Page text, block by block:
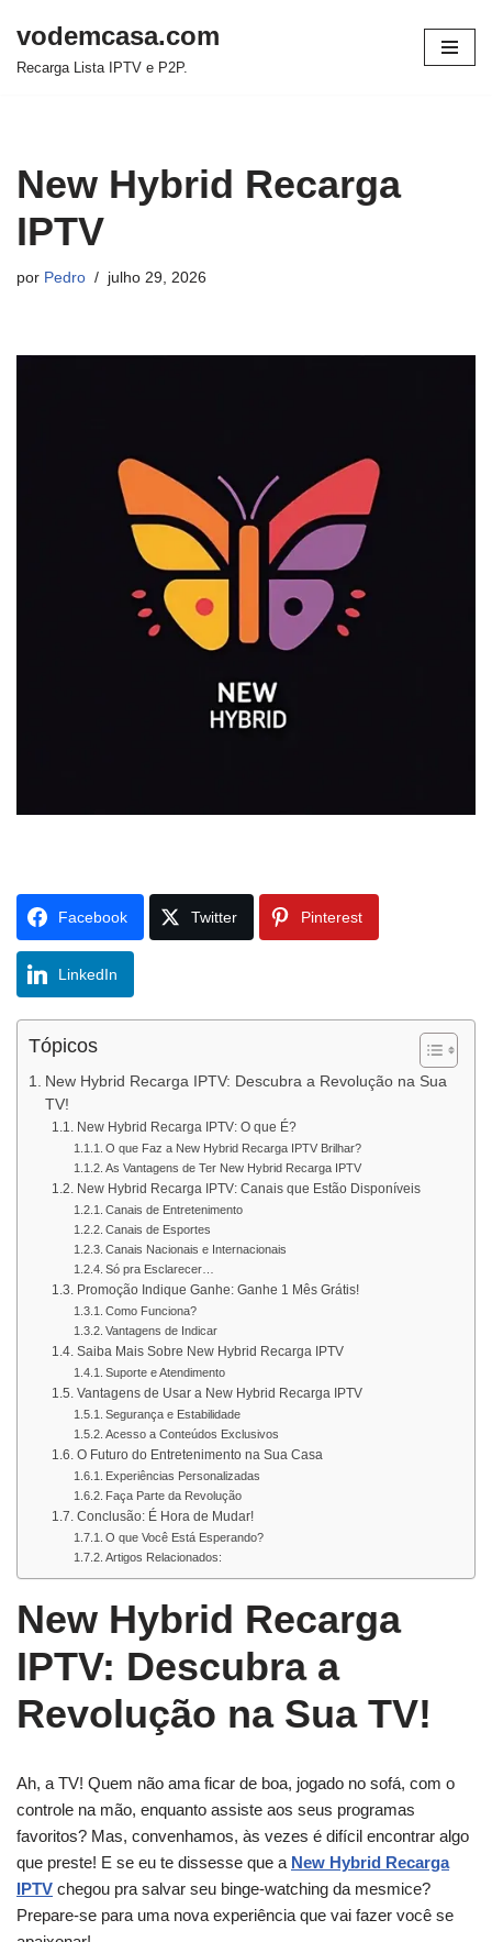
Pular
vodemcasa.com
Recarga Lista IPTV e P2P.
New Hybrid Recarga
IPTV
por Pedro julho 29, 2026
Facebook Twitter Pinterest
LinkedIn
Tópicos
New Hybrid Recarga IPTV: Descubra a Revolução na Sua
TV!
New Hybrid Recarga IPTV: O que É?
O que Faz a New Hybrid Recarga IPTV Brilhar?
As Vantagens de Ter New Hybrid Recarga IPTV
New Hybrid Recarga IPTV: Canais que Estão Disponíveis
Canais de Entretenimento
Canais de Esportes
Canais Nacionais e Internacionais
Só pra Esclarecer…
Promoção Indique Ganhe: Ganhe 1 Mês Grátis!
Como Funciona?
Vantagens de Indicar
Saiba Mais Sobre New Hybrid Recarga IPTV
Suporte e Atendimento
Vantagens de Usar a New Hybrid Recarga IPTV
Segurança e Estabilidade
Acesso a Conteúdos Exclusivos
O Futuro do Entretenimento na Sua Casa
Experiências Personalizadas
Faça Parte da Revolução
Conclusão: É Hora de Mudar!
O que Você Está Esperando?
Artigos Relacionados:
New Hybrid Recarga
IPTV: Descubra a
Revolução na Sua TV!
Ah, a TV! Quem não ama ficar de boa, jogado no sofá, com o
controle na mão, enquanto assiste aos seus programas
favoritos? Mas, convenhamos, às vezes é difícil encontrar algo
que preste! E se eu te dissesse que a New Hybrid Recarga
IPTV chegou pra salvar seu binge-watching da mesmice?
Prepare-se para uma nova experiência que vai fazer você se